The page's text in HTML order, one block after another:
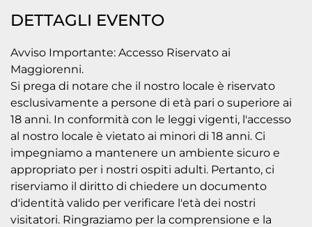
DETTAGLI EVENTO
Avviso Importante: Accesso Riservato ai
Maggiorenni.
Si prega di notare che il nostro locale è riservato
esclusivamente a persone di età pari o superiore ai
18 anni. In conformità con le leggi vigenti, l'accesso
al nostro locale è vietato ai minori di 18 anni. Ci
impegniamo a mantenere un ambiente sicuro e
appropriato per i nostri ospiti adulti. Pertanto, ci
riserviamo il diritto di chiedere un documento
d'identità valido per verificare l'età dei nostri
visitatori. Ringraziamo per la comprensione e la